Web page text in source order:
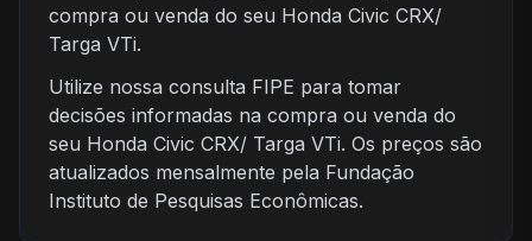
compra ou venda do seu Honda Civic CRX/
Targa VTi.
Utilize nossa consulta FIPE para tomar
decisões informadas na compra ou venda do
seu Honda Civic CRX/ Targa VTi. Os preços são
atualizados mensalmente pela Fundação
Instituto de Pesquisas Econômicas.